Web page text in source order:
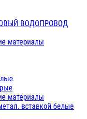
ВОДОПРОВОД
материалы
материалы
вставкой белые